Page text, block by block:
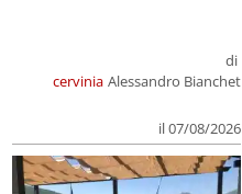
cervinia
di
Alessandro Bianchet
il 07/08/2026